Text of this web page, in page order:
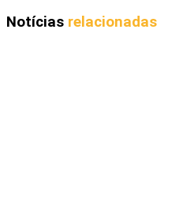
Notícias relacionadas